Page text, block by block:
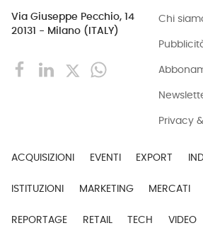
Via Giuseppe Pecchio, 14
20131 - Milano (ITALY)
Chi
Privacy
ACQUISIZIONI EVENTI EXPORT
ISTITUZIONI MARKETING MERCATI
REPORTAGE RETAIL TECH VIDEO